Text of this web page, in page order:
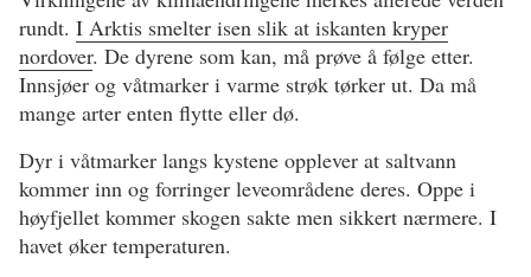
rundt. I Arktis smelter isen slik at iskanten kryper
nordover. De dyrene som kan, må prøve å følge etter.
Innsjøer og våtmarker i varme strøk tørker ut. Da må
mange arter enten flytte eller dø.
Dyr i våtmarker langs kystene opplever at saltvann
kommer inn og forringer leveområdene deres. Oppe i
høyfjellet kommer skogen sakte men sikkert nærmere. I
havet øker temperaturen.